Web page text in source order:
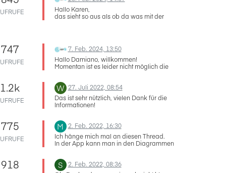
im Stich gelassen wird :)
Merlin
Hallo Karen,
das sieht so aus als ob da was mit der
Rücktransport für das Gerät.
Schönes Wochenende!
Merlin [air-Q]
747
7. Feb. 2024, 13:50
Hallo Damiano, willkommen!
Momentan ist es leider nicht möglich die
Uploads online einzusehen, sondern nur
in den Live-Daten.
Diese Funktion haben wir als Wunsch
aufgenommen und es kommt
wahrscheinlich auch in der Zukunft.
Trotzdem viel Spaß mir dem air-Q!
Lieben Gruß
Merlin [air-Q]
1.2k W 27. Juli 2022, 08:54
Das ist sehr nützlich, vielen Dank für die
Informationen!
775 M
2. Feb. 2022, 16:30
Ich hänge mich mal an diesen Thread.
In der App kann man in den Diagrammen
Buttons für "Heute", "Gestern",
"Vorgestern".
918 S
2. Feb. 2022, 08:36